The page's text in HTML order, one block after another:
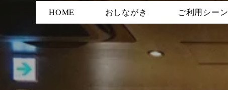
HOME おしながき ご利用シーン